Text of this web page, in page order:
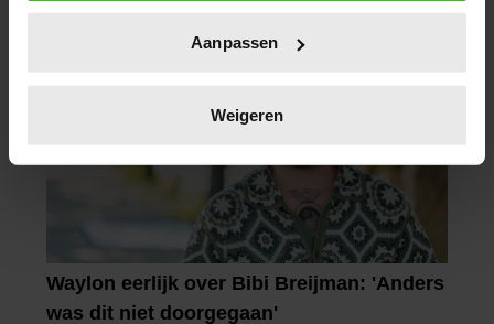
scannen op specifieke eigenschappen (fingerprinting)
verwerkt en stel uw voorkeuren in het
intrekken in de Cookieverklaring.
We gebruiken cookies om content en advertenties te
personaliseren, om functies voor social media te bieden
en om ons websiteverkeer te analyseren. Ook delen we
informatie over uw gebruik van onze site met onze
Aanpassen
Weigeren